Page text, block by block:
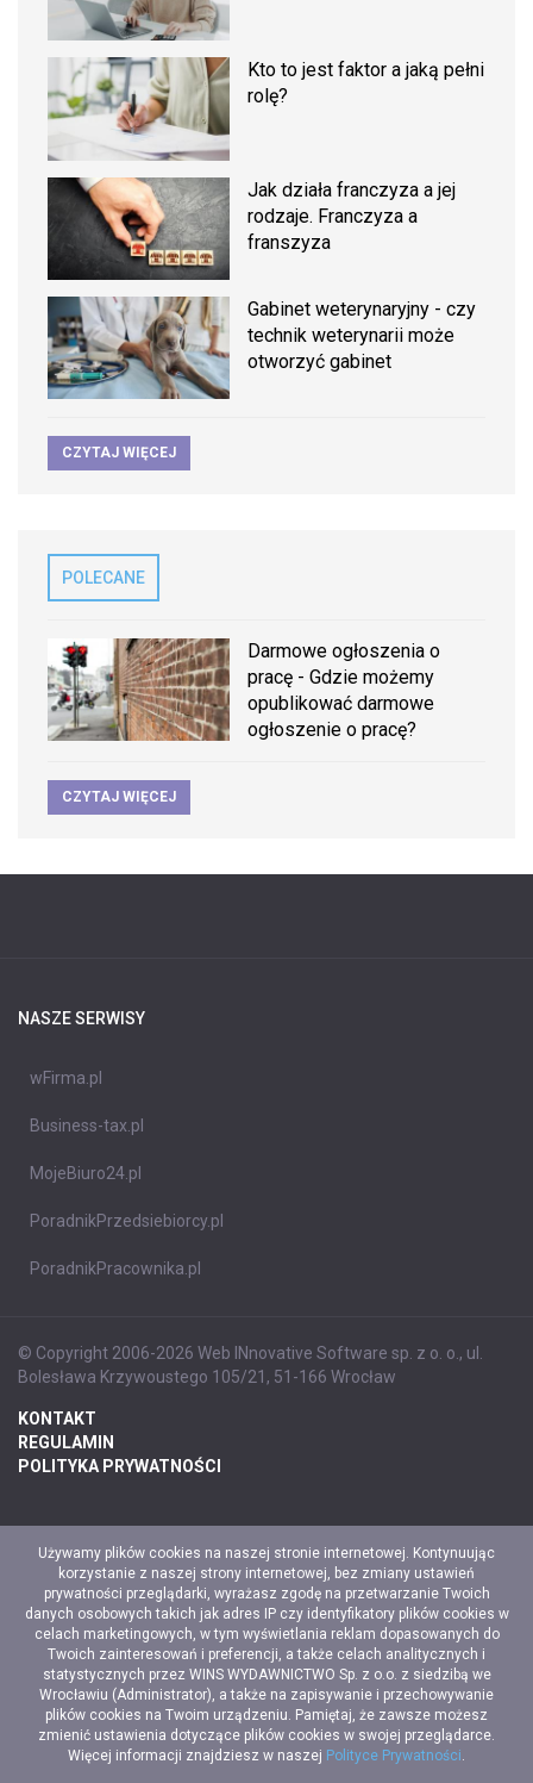
Kto to jest faktor a jaką pełni
rolę?
Jak działa franczyza a jej
rodzaje. Franczyza a
franszyza
Gabinet weterynaryjny - czy
technik weterynarii może
otworzyć gabinet
CZYTAJ WIĘCEJ
POLECANE
Darmowe ogłoszenia o
pracę - Gdzie możemy
opublikować darmowe
ogłoszenie o pracę?
CZYTAJ WIĘCEJ
NASZE SERWISY
wFirma.pl
Business-tax.pl
MojeBiuro24.pl
PoradnikPrzedsiebiorcy.pl
PoradnikPracownika.pl
© Copyright 2006-2026 Web INnovative Software sp. z o. o., ul.
Bolesława Krzywoustego 105/21, 51-166 Wrocław
KONTAKT
REGULAMIN
POLITYKA PRYWATNOŚCI
Używamy plików cookies na naszej stronie internetowej. Kontynuując
korzystanie z naszej strony internetowej, bez zmiany ustawień
prywatności przeglądarki, wyrażasz zgodę na przetwarzanie Twoich
danych osobowych takich jak adres IP czy identyfikatory plików cookies w
celach marketingowych, w tym wyświetlania reklam dopasowanych do
Twoich zainteresowań i preferencji, a także celach analitycznych i
statystycznych przez WINS WYDAWNICTWO Sp. z o.o. z siedzibą we
Wrocławiu (Administrator), a także na zapisywanie i przechowywanie
plików cookies na Twoim urządzeniu. Pamiętaj, że zawsze możesz
zmienić ustawienia dotyczące plików cookies w swojej przeglądarce.
Więcej informacji znajdziesz w naszej Polityce Prywatności.